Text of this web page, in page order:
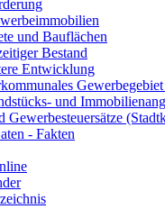
und Bauflächen
Bestand
Entwicklung
und
Gewerbesteuersätze
- Fakten